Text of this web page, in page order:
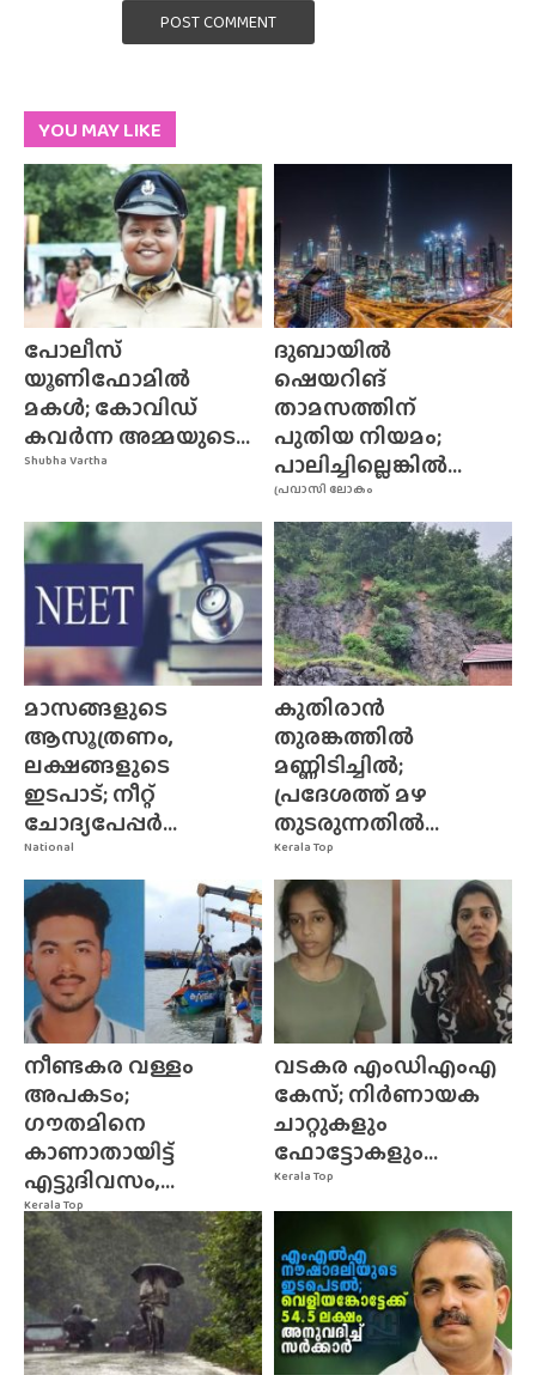
POST COMMENT
YOU MAY LIKE
Shubha Vartha
പോലീസ്
യൂണിഫോമിൽ
മകൾ; കോവിഡ്
കവർന്ന അമ്മയുടെ...
പ്രവാസി ലോകം
ദുബായിൽ
ഷെയറിങ്
താമസത്തിന്
പുതിയ നിയമം;
പാലിച്ചില്ലെങ്കിൽ...
National
മാസങ്ങളുടെ
ആസൂത്രണം,
ലക്ഷങ്ങളുടെ
ഇടപാട്; നീറ്റ്
ചോദ്യപേപ്പർ...
Kerala Top
കുതിരാൻ
തുരങ്കത്തിൽ
മണ്ണിടിച്ചിൽ;
പ്രദേശത്ത് മഴ
തുടരുന്നതിൽ...
Kerala Top
നീണ്ടകര വള്ളം
അപകടം;
ഗൗതമിനെ
കാണാതായിട്ട്
എട്ടുദിവസം,...
Kerala Top
വടകര എംഡിഎംഎ
കേസ്; നിർണായക
ചാറ്റുകളും
ഫോട്ടോകളും...